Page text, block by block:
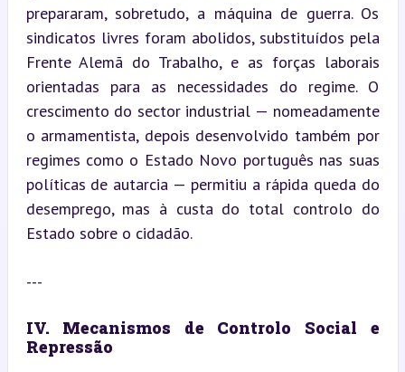
prepararam, sobretudo, a máquina de guerra. Os
sindicatos livres foram abolidos, substituídos pela
Frente Alemã do Trabalho, e as forças laborais
orientadas para as necessidades do regime. O
crescimento do sector industrial — nomeadamente
o armamentista, depois desenvolvido também por
regimes como o Estado Novo português nas suas
políticas de autarcia — permitiu a rápida queda do
desemprego, mas à custa do total controlo do
Estado sobre o cidadão.
---
IV. Mecanismos de Controlo Social e
Repressão